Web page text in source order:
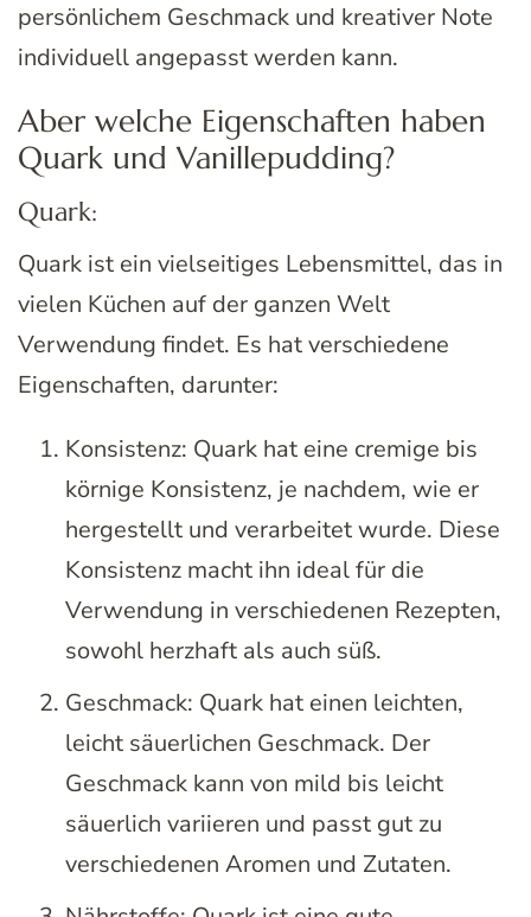
persönlichem Geschmack und kreativer Note
individuell angepasst werden kann.
Aber welche Eigenschaften haben
Quark und Vanillepudding?
Quark:
Quark ist ein vielseitiges Lebensmittel, das in
vielen Küchen auf der ganzen Welt
Verwendung findet. Es hat verschiedene
Eigenschaften, darunter:
Konsistenz: Quark hat eine cremige bis
körnige Konsistenz, je nachdem, wie er
hergestellt und verarbeitet wurde. Diese
Konsistenz macht ihn ideal für die
Verwendung in verschiedenen Rezepten,
sowohl herzhaft als auch süß.
Geschmack: Quark hat einen leichten,
leicht säuerlichen Geschmack. Der
Geschmack kann von mild bis leicht
säuerlich variieren und passt gut zu
verschiedenen Aromen und Zutaten.